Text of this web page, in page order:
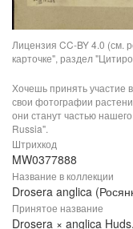
Лицензия CC-BY 4.0 (см.
карточке", раздел
Хочешь принять участие
свои фотографии
они станут частью
Russia".
Штрихкод
MW0377888
Название в коллекции
Drosera anglica
Принятое название
Drosera × anglica Huds.